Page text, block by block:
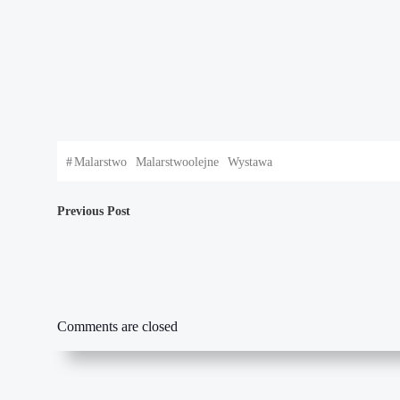
#Malarstwo Malarstwoolejne Wystawa
Nawigacja
Previous Post
Comments are closed